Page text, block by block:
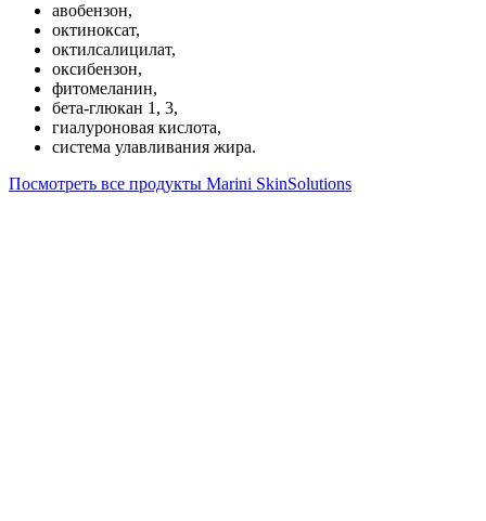
авобензон,
октиноксат,
октилсалицилат,
оксибензон,
фитомеланин,
бета-глюкан 1, 3,
гиалуроновая кислота,
система улавливания жира.
Посмотреть все продукты Marini SkinSolutions